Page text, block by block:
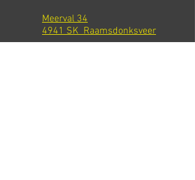
Meerval 34
4941 SK Raamsdonksveer